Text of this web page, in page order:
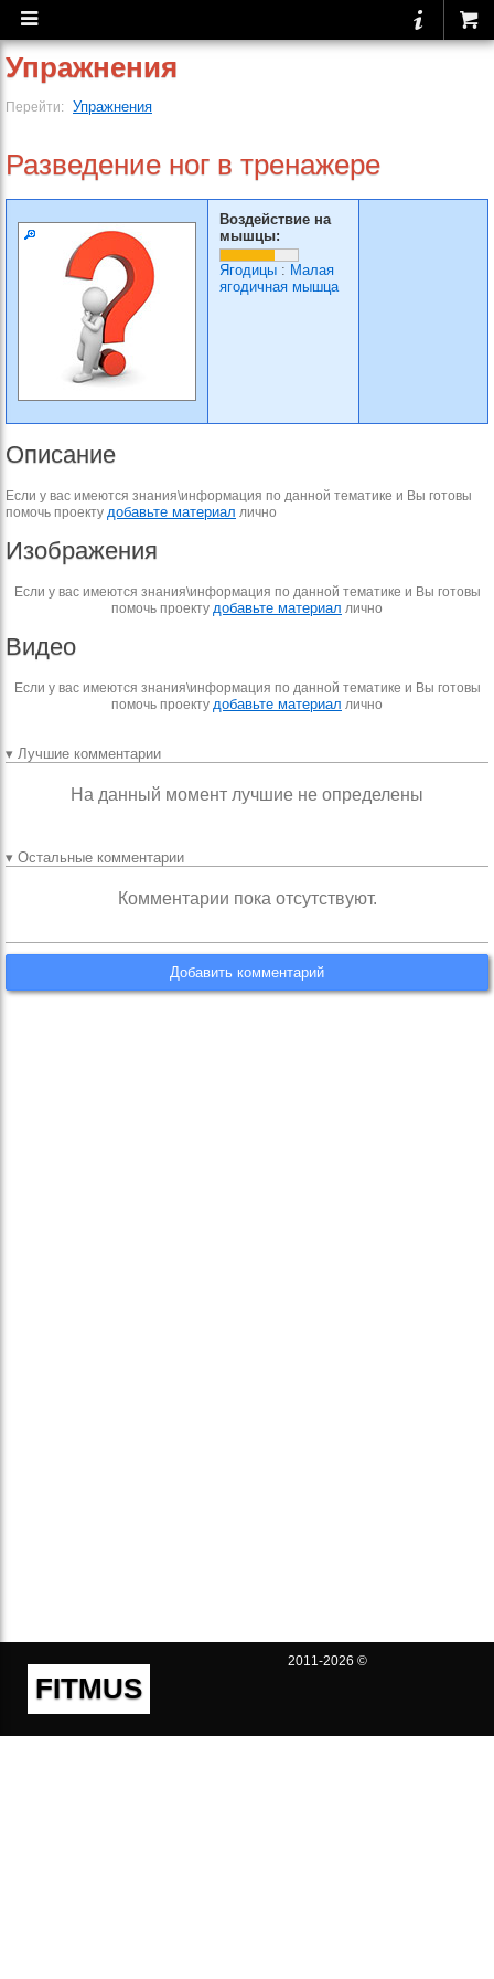
Упражнения
Перейти: Упражнения
Разведение ног в тренажере
Воздействие на
мышцы:
Ягодицы : Малая
ягодичная мышца
Описание
Если у вас имеются знания\информация по данной тематике и Вы готовы
помочь проекту добавьте материал лично
Изображения
Если у вас имеются знания\информация по данной тематике и Вы готовы
помочь проекту добавьте материал лично
Видео
Если у вас имеются знания\информация по данной тематике и Вы готовы
помочь проекту добавьте материал лично
▾ Лучшие комментарии
На данный момент лучшие не определены
▾ Остальные комментарии
Комментарии пока отсутствуют.
Добавить комментарий
FITMUS
2011-2026 ©